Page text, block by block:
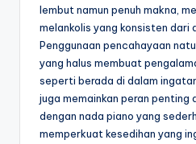
lembut namun penuh makna,
melankolis yang konsisten dari
Penggunaan pencahayaan
yang halus membuat
seperti berada di dalam
juga memainkan peran penting
dengan nada piano yang
memperkuat kesedihan yang